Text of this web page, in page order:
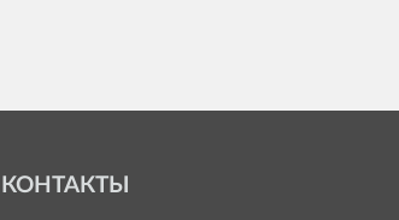
КОНТАКТЫ